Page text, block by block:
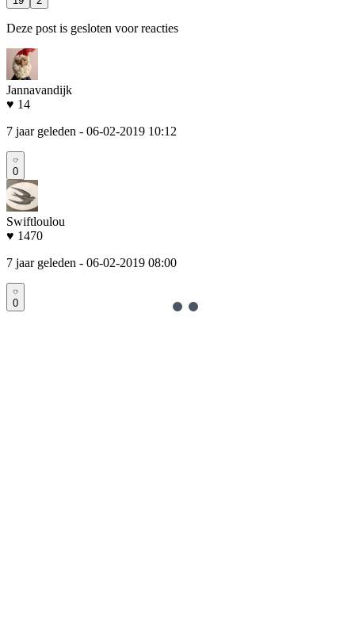
Deze post is gesloten voor reacties
Jannavandijk
♥ 14
7 jaar geleden - 06-02-2019 10:12
0
Swiftloulou
♥ 1470
7 jaar geleden - 06-02-2019 08:00
0